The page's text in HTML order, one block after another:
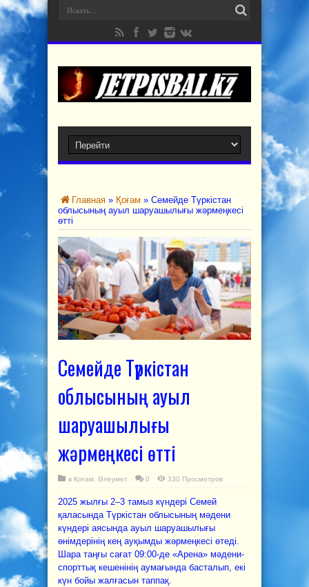
Главная » Қоғам » Семейде Түркістан
облысының ауыл шаруашылығы жәрмеңкесі
өтті
Семейде Түркістан
облысының ауыл
шаруашылығы
жәрмеңкесі өтті
в Қоғам, Әлеумет 0 330 Просмотров
2025 жылғы 2–3 тамыз күндері Семей
қаласында Түркістан облысының мәдени
күндері аясында ауыл шаруашылығы
өнімдерінің кең ауқымды жәрмеңкесі өтеді.
Шара таңғы сағат 09:00-де «Арена» мәдени-
спорттық кешенінің аумағында басталып, екі
күн бойы жалғасын таппақ.